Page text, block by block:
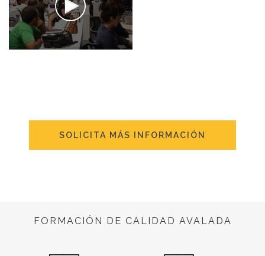
SOLICITA MÁS INFORMACIÓN
FORMACIÓN DE CALIDAD AVALADA